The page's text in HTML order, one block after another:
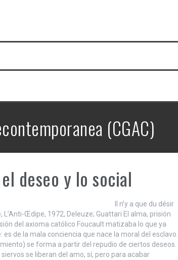
(CGAC)
deseo y lo social
que du désir
L’Anti-Œdipe, 1972, Deleuze; Guattari El alma, prisión
del axioma católico Foucault matizaba lo que ya
es de la mala conciencia que nace la moral del esclavo.
se forma a partir del repudio de ciertos deseos.
se liberan del amo, sí, pero para acabar